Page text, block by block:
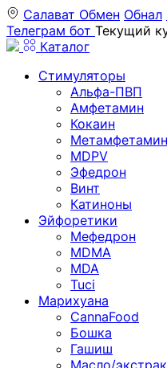
Салават Обмен Обнал
Телеграм бот Текущий
Каталог
Стимуляторы
Альфа-ПВП
Амфетамин
Кокаин
Метамфетамин
MDPV
Эфедрон
Винт
Катиноны
Эйфоретики
Мефедрон
MDMA
MDA
Tuci
Марихуана
CannaFood
Бошка
Гашиш
Масло/